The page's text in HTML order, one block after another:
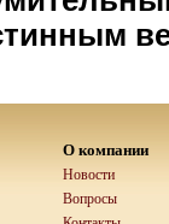
О компании
Новости
Вопросы